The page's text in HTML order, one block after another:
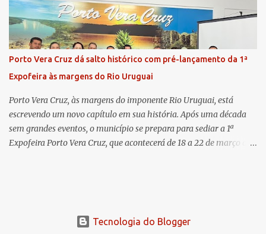
por sua vez, se apresentou à comunidade. Ela atuou por 12 anos na
Comarca de Horizontina e foi promovida para Três de Maio, onde
já esteve em outras ocasiões substituindo a Dra. Carolina durante
períodos de férias. A nova promotora ressaltou o volume de
processos da comarca e a importância do trabalho conjunto,
permitindo a divisão de atividades e maior agilidade no
atendimento às demandas. A Comarca de Três de Maio abrang...
Porto Vera Cruz dá salto histórico com pré-lançamento da 1ª
Expofeira às margens do Rio Uruguai
Porto Vera Cruz, às margens do imponente Rio Uruguai, está
escrevendo um novo capítulo em sua história. Após uma década
sem grandes eventos, o município se prepara para sediar a 1ª
Expofeira Porto Vera Cruz, que acontecerá de 18 a 22 de março de
talentos da região. Mais do que um evento, a Expofeira surge como
um divisor de águas após dez anos sem feiras ou grandes
Tecnologia do Blogger